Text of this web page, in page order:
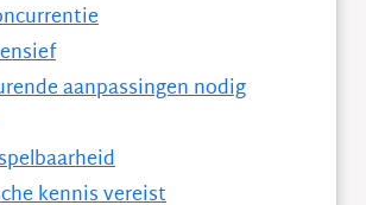
aanpassingen nodig
kennis vereist